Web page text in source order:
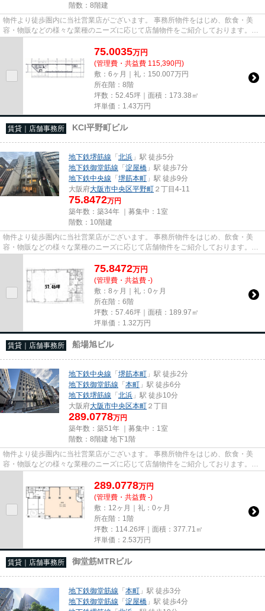
階数：8階建
物件より徒歩圏内に当社営業店がございます。 事務所物件をはじめ、飲食・美
容・物販などの様々な業種のニーズに応じて店舗物件をご紹介しております。
尚、弊社ではおとり広告は一切...
75.0035万円
(管理費・共益費 115,390円)
敷：6ヶ月｜礼：150.007万円
所在階：8階
坪数：52.45坪｜面積：173.38㎡
坪単価： 1.43万円
賃貸｜店舗事務所 KCI平野町ビル
地下鉄堺筋線 「北浜 」駅 徒歩5分
地下鉄御堂筋線 「淀屋橋 」駅 徒歩7分
地下鉄中央線 「堺筋本町 」駅 徒歩9分
大阪府大阪市中央区平野町 ２丁目4-11
75.8472万円
築年数：築34年 ｜募集中： 1室
階数：10階建
物件より徒歩圏内に当社営業店がございます。 事務所物件をはじめ、飲食・美
容・物販などの様々な業種のニーズに応じて店舗物件をご紹介しております。
尚、弊社ではおとり広告は一切...
75.8472万円
(管理費・共益費 -)
敷：8ヶ月｜礼：0ヶ月
所在階：6階
坪数：57.46坪｜面積：189.97㎡
坪単価： 1.32万円
賃貸｜店舗事務所 船場旭ビル
地下鉄中央線 「堺筋本町 」駅 徒歩2分
地下鉄御堂筋線 「本町 」駅 徒歩6分
地下鉄堺筋線 「北浜 」駅 徒歩10分
大阪府大阪市中央区本町 ２丁目
289.0778万円
築年数：築51年 ｜募集中： 1室
階数：8階建 地下1階
物件より徒歩圏内に当社営業店がございます。 事務所物件をはじめ、飲食・美
容・物販などの様々な業種のニーズに応じて店舗物件をご紹介しております。
尚、弊社ではおとり広告は一切...
289.0778万円
(管理費・共益費 -)
敷：12ヶ月｜礼：0ヶ月
所在階：1階
坪数：114.26坪｜面積：377.71㎡
坪単価： 2.53万円
賃貸｜店舗事務所 御堂筋MTRビル
地下鉄御堂筋線 「本町 」駅 徒歩3分
地下鉄御堂筋線 「淀屋橋 」駅 徒歩4分